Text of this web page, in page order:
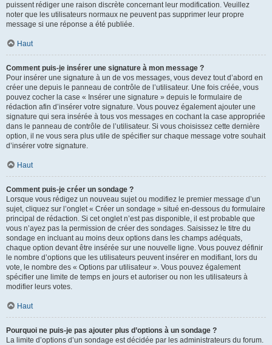
puissent rédiger une raison discrète concernant leur modification. Veuillez
noter que les utilisateurs normaux ne peuvent pas supprimer leur propre
message si une réponse a été publiée.
Haut
Comment puis-je insérer une signature à mon message ?
Pour insérer une signature à un de vos messages, vous devez tout d’abord en
créer une depuis le panneau de contrôle de l’utilisateur. Une fois créée, vous
pouvez cocher la case « Insérer une signature » depuis le formulaire de
rédaction afin d’insérer votre signature. Vous pouvez également ajouter une
signature qui sera insérée à tous vos messages en cochant la case appropriée
dans le panneau de contrôle de l’utilisateur. Si vous choisissez cette dernière
option, il ne vous sera plus utile de spécifier sur chaque message votre souhait
d’insérer votre signature.
Haut
Comment puis-je créer un sondage ?
Lorsque vous rédigez un nouveau sujet ou modifiez le premier message d’un
sujet, cliquez sur l’onglet « Créer un sondage » situé en-dessous du formulaire
principal de rédaction. Si cet onglet n’est pas disponible, il est probable que
vous n’ayez pas la permission de créer des sondages. Saisissez le titre du
sondage en incluant au moins deux options dans les champs adéquats,
chaque option devant être insérée sur une nouvelle ligne. Vous pouvez définir
le nombre d’options que les utilisateurs peuvent insérer en modifiant, lors du
vote, le nombre des « Options par utilisateur ». Vous pouvez également
spécifier une limite de temps en jours et autoriser ou non les utilisateurs à
modifier leurs votes.
Haut
Pourquoi ne puis-je pas ajouter plus d’options à un sondage ?
La limite d’options d’un sondage est décidée par les administrateurs du forum.